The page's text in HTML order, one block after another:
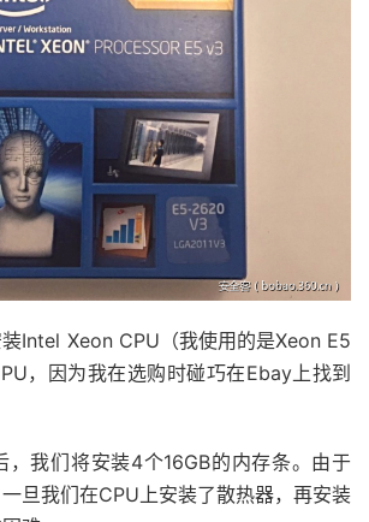
Intel Xeon CPU（我使用的是Xeon E5
，因为我在选购时碰巧在Ebay上找到
，我们将安装4个16GB的内存条。由于
旦我们在CPU上安装了散热器，再安装